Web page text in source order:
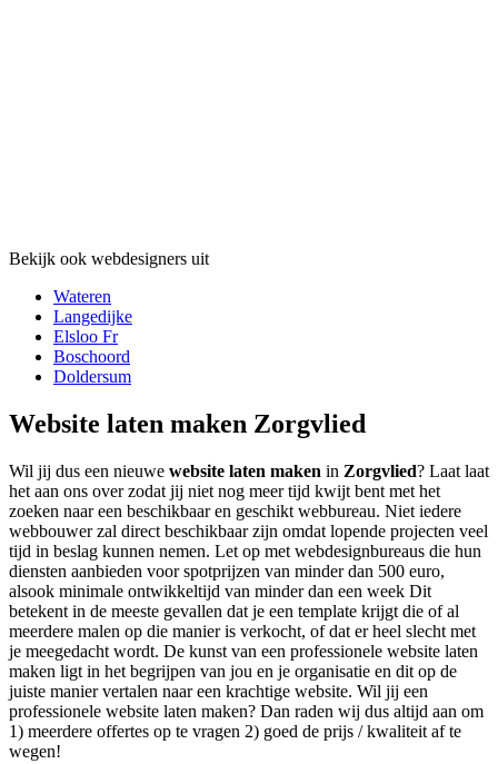
Bekijk ook webdesigners uit
Wateren
Langedijke
Elsloo Fr
Boschoord
Doldersum
Website laten maken Zorgvlied
Wil jij dus een nieuwe website laten maken in Zorgvlied? Laat laat
het aan ons over zodat jij niet nog meer tijd kwijt bent met het
zoeken naar een beschikbaar en geschikt webbureau. Niet iedere
webbouwer zal direct beschikbaar zijn omdat lopende projecten veel
tijd in beslag kunnen nemen. Let op met webdesignbureaus die hun
diensten aanbieden voor spotprijzen van minder dan 500 euro,
alsook minimale ontwikkeltijd van minder dan een week Dit
betekent in de meeste gevallen dat je een template krijgt die of al
meerdere malen op die manier is verkocht, of dat er heel slecht met
je meegedacht wordt. De kunst van een professionele website laten
maken ligt in het begrijpen van jou en je organisatie en dit op de
juiste manier vertalen naar een krachtige website. Wil jij een
professionele website laten maken? Dan raden wij dus altijd aan om
1) meerdere offertes op te vragen 2) goed de prijs / kwaliteit af te
wegen!